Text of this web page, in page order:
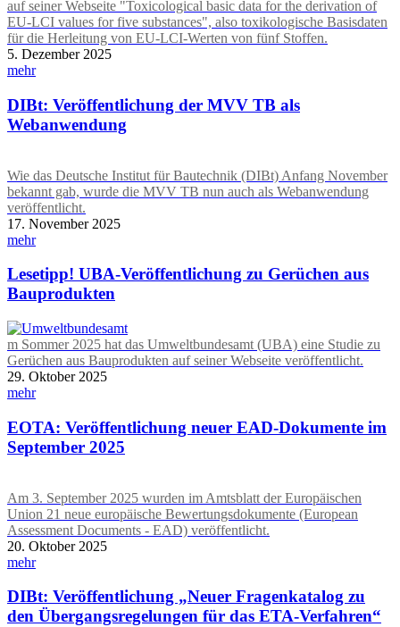
auf seiner Webseite "Toxicological basic data for the derivation of
EU-LCI values for five substances", also toxikologische Basisdaten
für die Herleitung von EU-LCI-Werten von fünf Stoffen.
5. Dezember 2025
mehr
DIBt: Veröffentlichung der MVV TB als
Webanwendung
Wie das Deutsche Institut für Bautechnik (DIBt) Anfang November
bekannt gab, wurde die MVV TB nun auch als Webanwendung
veröffentlicht.
17. November 2025
mehr
Lesetipp! UBA-Veröffentlichung zu Gerüchen aus
Bauprodukten
m Sommer 2025 hat das Umweltbundesamt (UBA) eine Studie zu
Gerüchen aus Bauprodukten auf seiner Webseite veröffentlicht.
29. Oktober 2025
mehr
EOTA: Veröffentlichung neuer EAD-Dokumente im
September 2025
Am 3. September 2025 wurden im Amtsblatt der Europäischen
Union 21 neue europäische Bewertungsdokumente (European
Assessment Documents - EAD) veröffentlicht.
20. Oktober 2025
mehr
DIBt: Veröffentlichung „Neuer Fragenkatalog zu
den Übergangsregelungen für das ETA-Verfahren“